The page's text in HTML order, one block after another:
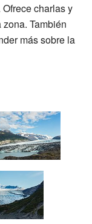
charlas y
También
más sobre la